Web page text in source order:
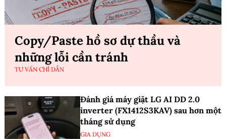
Copy/Paste hồ sơ dự thầu và
những lỗi cần tránh
TƯ VẤN CHỈ DẪN
Đánh giá máy giặt LG AI DD 2.0
inverter (FX1412S3KAV) sau hơn một
tháng sử dụng
GIA DỤNG